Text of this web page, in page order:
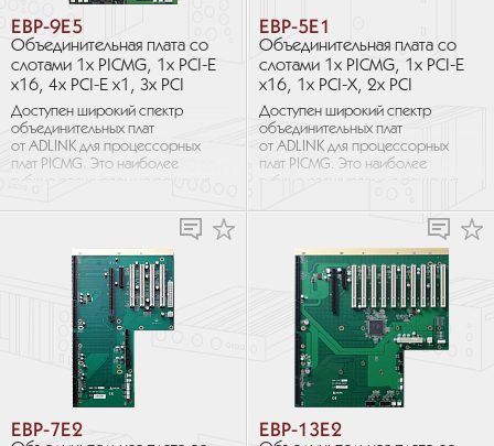
EBP-9E5
Объединительная плата со
слотами 1х PICMG, 1х PCI-E
x16, 4х PCI-E x1, 3х PCI
Доступен широкий спектр
объединительных плат
от ADLINK для процессорных
плат PICMG. Это наиболее
гибкие расширяемые решения
большого количества слотов...
EBP-5E1
Объединительная плата со
слотами 1х PICMG, 1х PCI-E
x16, 1х PCI-X, 2х PCI
Доступен широкий спектр
объединительных плат
от ADLINK для процессорных
плат PICMG. Это наиболее
гибкие расширяемые решения
приложений, требующих
большого количества слотов...
EBP-7E2 EBP-13E2